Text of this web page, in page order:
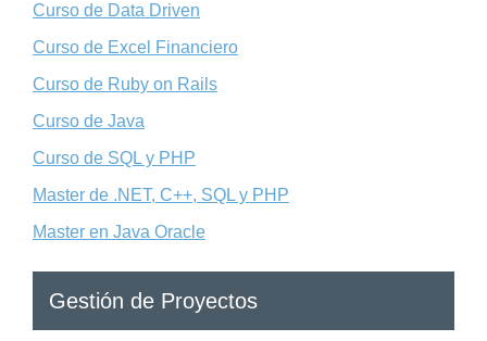
Curso de Data Driven
Curso de Excel Financiero
Curso de Ruby on Rails
Curso de Java
Curso de SQL y PHP
Master de .NET, C++, SQL y PHP
Master en Java Oracle
Gestión de Proyectos